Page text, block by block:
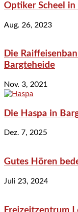
Optiker Scheel
Aug. 26, 2023
Die
Bargteheide
Nov. 3, 2021
Die Haspa in
Dez. 7, 2025
Gutes Hören
Juli 23, 2024
Freizeitzentrum